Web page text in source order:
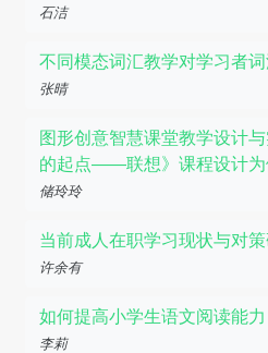
石洁
不同模态词汇教学对学习者
张晴
图形创意智慧课堂教学设计
的起点——联想》课程设计为
储玲玲
当前成人在职学习现状与对
许余有
如何提高小学生语文阅读能力
李莉